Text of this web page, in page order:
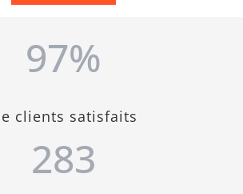
97%
clients satisfaits
283